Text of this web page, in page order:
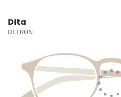
Dita
DETRON